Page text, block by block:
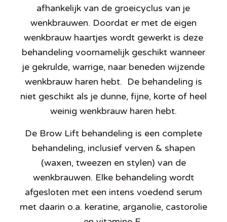
afhankelijk van de groeicyclus van je
wenkbrauwen. Doordat er met de eigen
wenkbrauw haartjes wordt gewerkt is deze
behandeling voornamelijk geschikt wanneer
je gekrulde, warrige, naar beneden wijzende
wenkbrauw haren hebt. De behandeling is
niet geschikt als je dunne, fijne, korte of heel
weinig wenkbrauw haren hebt.
De Brow Lift behandeling is een complete
behandeling, inclusief verven & shapen
(waxen, tweezen en stylen) van de
wenkbrauwen. Elke behandeling wordt
afgesloten met een intens voedend serum
met daarin o.a. keratine, arganolie, castorolie